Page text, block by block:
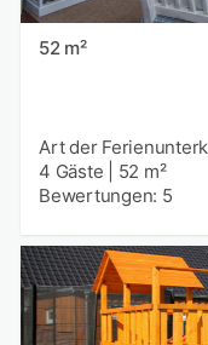
52 m²
Art der
4 Gäste
52 m²
Bewertungen: 5